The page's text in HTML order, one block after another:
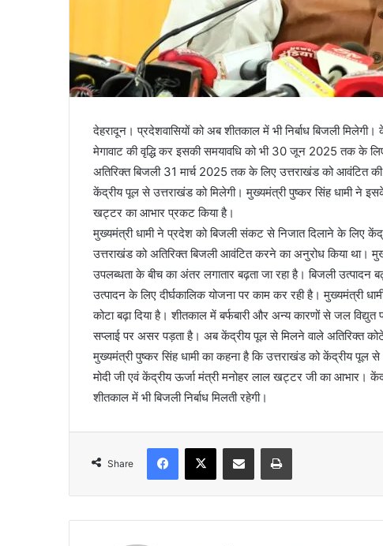
देहरादून। प्रदेशवासियों को अब शीतकाल में भी निर्बाध बिजली
मेगावाट की वृद्धि कर इसकी समयावधि को भी 30 जून 2025 तक के
अतिरिक्त बिजली 31 मार्च 2025 तक के लिए उत्तराखंड को आवंटित
केंद्रीय पूल से उत्तराखंड को मिलेगी। मुख्यमंत्री पुष्कर सिंह धामी ने
खट्टर का आभार प्रकट किया है।
मुख्यमंत्री धामी ने प्रदेश को बिजली संकट से निजात दिलाने के लिए
उत्तराखंड को अतिरिक्त बिजली आवंटित करने का अनुरोध किया था।
उपलब्धता के बीच का अंतर लगातार बढ़ता जा रहा है। बिजली उत्पादन
उत्पादन के लिए दीर्घकालिक योजना पर काम कर रही है। मुख्यमंत्री
कोटा बढ़ा दिया है। शीतकाल में बर्फबारी और अन्य कारणों से जल
सप्लाई पर असर पड़ता है। अब केंद्रीय पूल से मिलने वाले अतिरिक्त कोटे
मुख्यमंत्री पुष्कर सिंह धामी का कहना है कि उत्तराखंड को केंद्रीय पूल
मोदी जी एवं केंद्रीय ऊर्जा मंत्री मनोहर लाल खट्टर जी का आभार।
शीतकाल में भी बिजली निर्बाध मिलती रहेगी।
Share